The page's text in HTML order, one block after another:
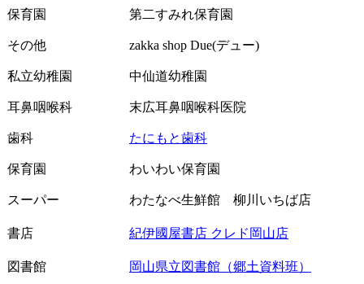
保育園 第二すみれ保育園
その他 zakka shop Due(デュー)
私立幼稚園 中仙道幼稚園
耳鼻咽喉科 末広耳鼻咽喉科医院
歯科 たにもと歯科
保育園 わいわい保育園
スーパー わたなべ生鮮館 柳川いちば店
書店 紀伊國屋書店 クレド岡山店
図書館 岡山県立図書館（郷土資料班）